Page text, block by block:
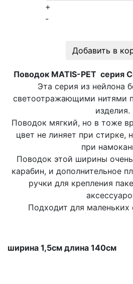
+
-
Добавить в
Поводок MATIS-PET серия
Эта серия из нейлона
светоотражающими нитями
изделия.
Поводок мягкий, но в тоже
цвет не линяет при стирке,
при
Поводок этой ширины
карабин, и дополнительное
ручки для крепления
Подходит для маленьких
ширина 1,5см длина 140см